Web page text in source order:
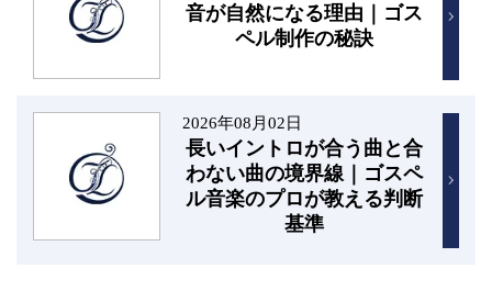
音が自然になる理由｜ゴス
ペル制作の秘訣
2026年08月02日
長いイントロが合う曲と合
わない曲の境界線｜ゴスペ
ル音楽のプロが教える判断
基準